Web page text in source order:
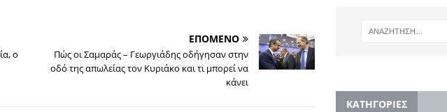
ο
ΕΠΟΜΕΝΟ
Πώς οι Σαμαράς – Γεωργιάδης οδήγησαν στην
οδό της απωλείας τον Κυριάκο και τι μπορεί να
κάνει
KΑΤΗΓΟΡΙΕΣ